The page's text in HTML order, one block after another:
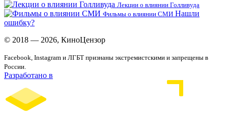
Лекции о влиянии Голливуда
Фильмы о влиянии СМИ Нашли
ошибку?
© 2018 — 2026, КиноЦензор
Facebook, Instagram и ЛГБТ признаны экстремистскими и запрещены в
России.
Разработано в